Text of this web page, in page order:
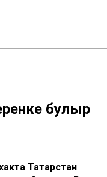
булыр
Татарстан